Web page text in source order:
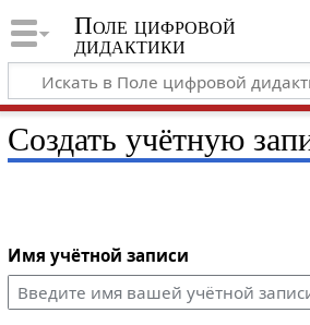
Поле цифровой
дидактики
Создать учётную
Имя учётной записи